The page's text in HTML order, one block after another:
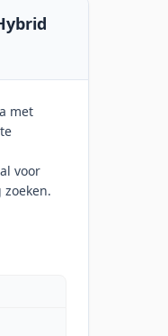
met
voor